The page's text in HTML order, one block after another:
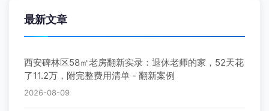
最新文章
西安碑林区58㎡老房翻新实录：退休老师的家，52天花
了11.2万，附完整费用清单 - 翻新案例
2026-08-09